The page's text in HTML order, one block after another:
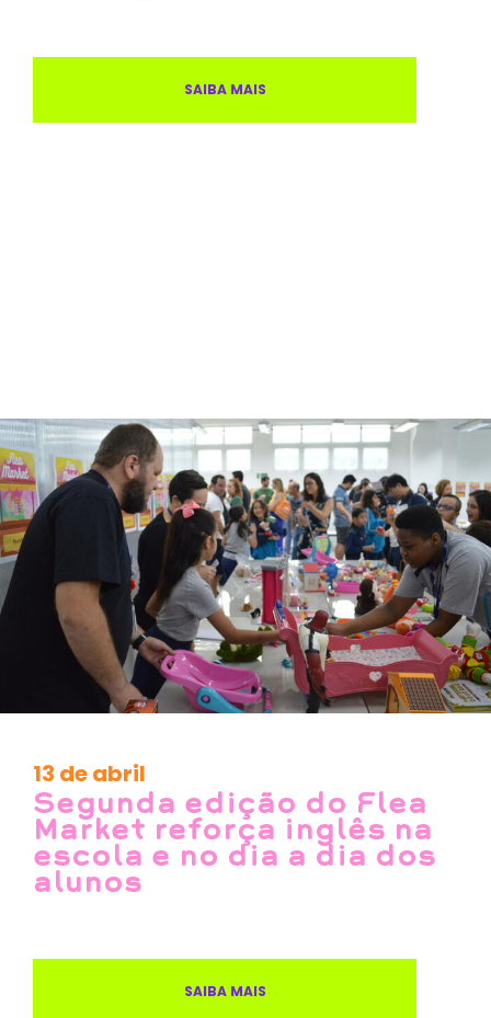
SAIBA MAIS
13 de abril
Segunda edição do Flea
Market reforça inglês na
escola e no dia a dia dos
alunos
SAIBA MAIS